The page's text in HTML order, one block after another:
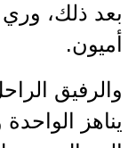
بعد ذلك، وري
أميون.
يناهز